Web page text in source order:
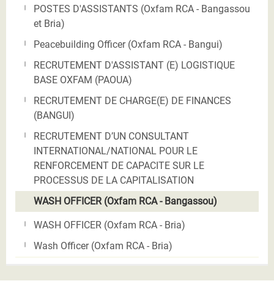
POSTES D'ASSISTANTS (Oxfam RCA - Bangassou
et Bria)
Peacebuilding Officer (Oxfam RCA - Bangui)
RECRUTEMENT D'ASSISTANT (E) LOGISTIQUE
BASE OXFAM (PAOUA)
RECRUTEMENT DE CHARGE(E) DE FINANCES
(BANGUI)
RECRUTEMENT D’UN CONSULTANT
INTERNATIONAL/NATIONAL POUR LE
RENFORCEMENT DE CAPACITE SUR LE
PROCESSUS DE LA CAPITALISATION
WASH OFFICER (Oxfam RCA - Bangassou)
WASH OFFICER (Oxfam RCA - Bria)
Wash Officer (Oxfam RCA - Bria)